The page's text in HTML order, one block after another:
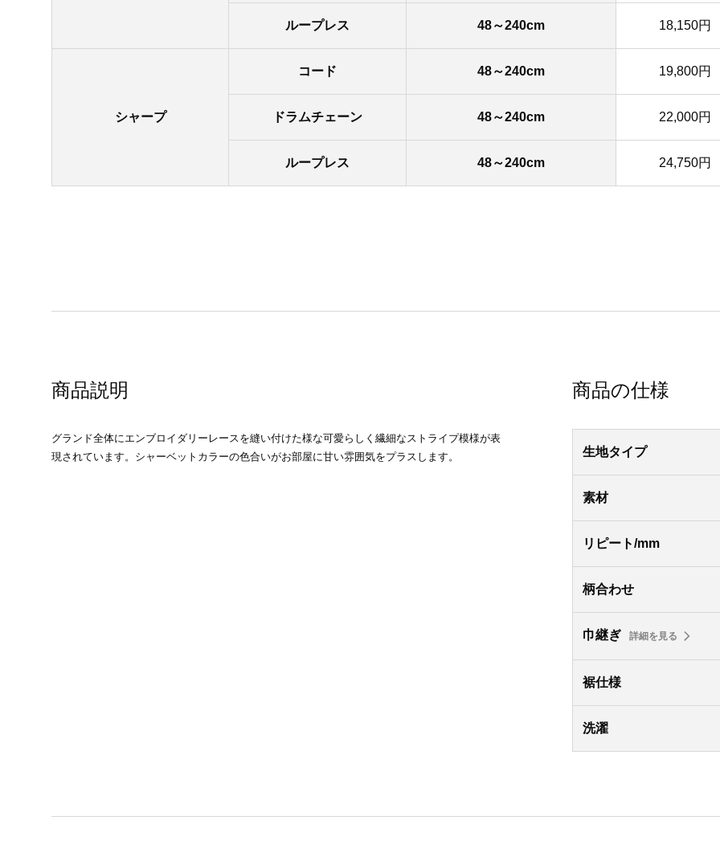
ループレス 48～240cm 18,150円
シャープ
コード 48～240cm 19,800円
ドラムチェーン 48～240cm 22,000円
ループレス 48～240cm 24,750円
商品説明
グランド全体にエンブロイダリーレースを縫い付けた様な可愛らしく繊細なストライプ模様が表
現されています。シャーベットカラーの色合いがお部屋に甘い雰囲気をプラスします。
商品の仕様
生地タイプ
素材
リピート/mm
柄合わせ
巾継ぎ 詳細を見る
裾仕様
洗濯